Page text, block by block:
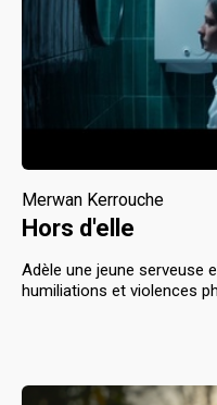
Merwan Kerrouche
Hors d'elle
Adèle une jeune serveuse
humiliations et violences